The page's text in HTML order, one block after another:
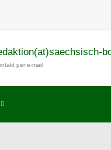
per e-mail